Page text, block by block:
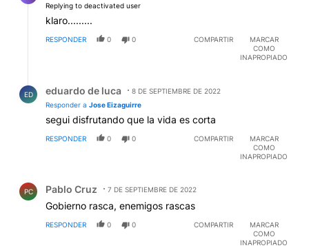
Replying to deactivated user
klaro.........
RESPONDER 0 0 COMPARTIR
MARCAR
COMO
INAPROPIADO
ED eduardo de luca
8 DE SEPTIEMBRE DE 2022
Responder a Jose Eizaguirre
segui disfrutando que la vida es corta
RESPONDER 0 0 COMPARTIR
MARCAR
COMO
INAPROPIADO
PC Pablo Cruz 7 DE SEPTIEMBRE DE 2022
Gobierno rasca, enemigos rascas
RESPONDER 0 0 COMPARTIR
MARCAR
COMO
INAPROPIADO